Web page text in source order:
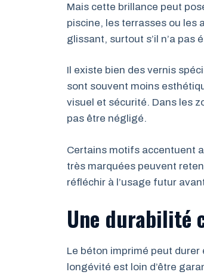
Mais cette brillance peut
piscine, les terrasses ou les
glissant, surtout s’il n’a
Il existe bien des vernis
sont souvent moins
visuel et sécurité. Dans les
pas être négligé.
Certains motifs accentuent
très marquées peuvent
réfléchir à l’usage futur
Une durabilité
Le béton imprimé peut durer
longévité est loin d’être